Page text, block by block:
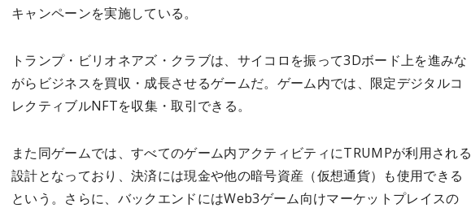
キャンペーンを実施している。
トランプ・ビリオネアズ・クラブは、サイコロを振って3Dボード上を進みな
がらビジネスを買収・成長させるゲームだ。ゲーム内では、限定デジタルコ
レクティブルNFTを収集・取引できる。
また同ゲームでは、すべてのゲーム内アクティビティにTRUMPが利用される
設計となっており、決済には現金や他の暗号資産（仮想通貨）も使用できる
という。さらに、バックエンドにはWeb3ゲーム向けマーケットプレイスの